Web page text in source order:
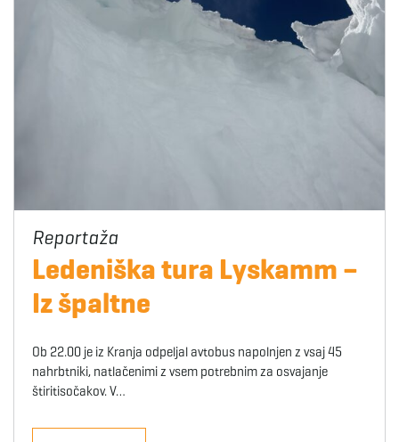
Ledeniška tura Lyskamm –
Iz špaltne
Ob 22.00 je iz Kranja odpeljal avtobus napolnjen z vsaj 45
nahrbtniki, natlačenimi z vsem potrebnim za osvajanje
štiritisočakov. V…